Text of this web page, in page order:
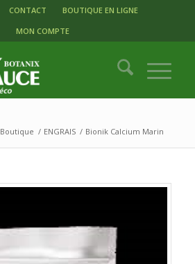
CONTACT
BOUTIQUE EN LIGNE
MON COMPTE
Boutique / ENGRAIS / Bionik Calcium Marin